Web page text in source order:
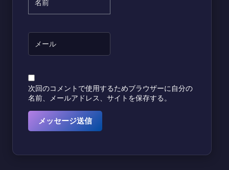
次回のコメントで使用するためブラウザーに自分の
名前、メールアドレス、サイトを保存する。